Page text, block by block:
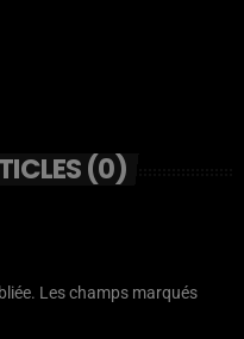
(0)
Les champs marqués